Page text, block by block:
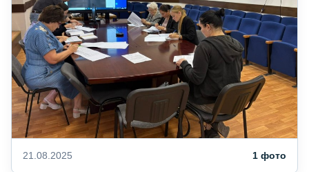
21.08.2025 1 фото